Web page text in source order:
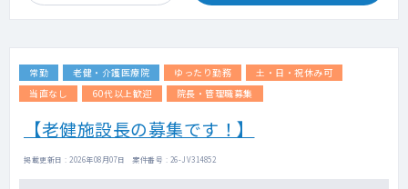
常勤 老健・介護医療院 ゆったり勤務
土・日・祝休み可
当直なし
60代以上歓迎 院長・管理職募集
【老健施設長の募集です！】
掲載更新日 : 2026年08月07日 案件番号 : 26-JV314852